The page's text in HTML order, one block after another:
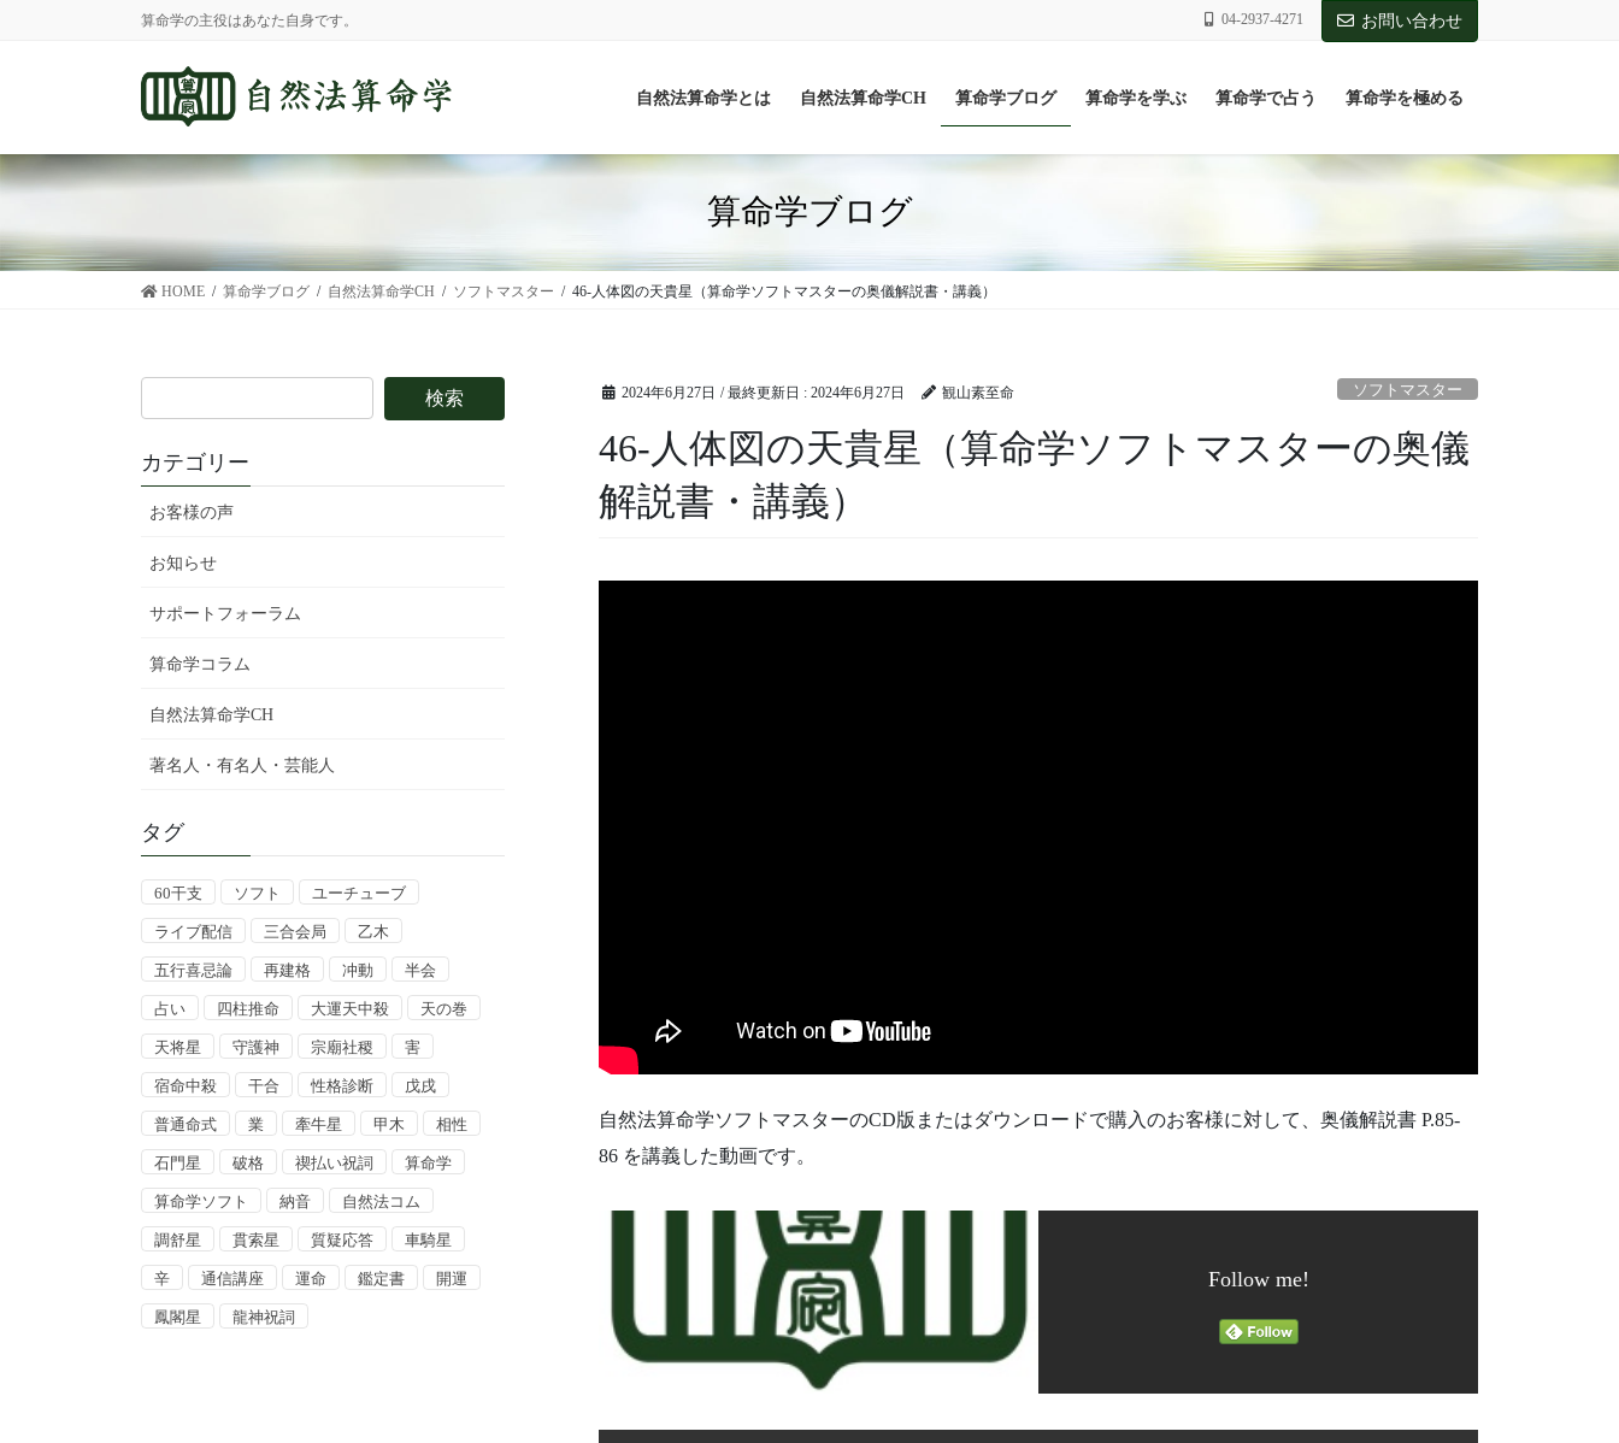
に
移
ョ
ン
移
動
算命学の主役はあなた自身です。 04-2937-4271 お問い合わせ
自然法算命学とは 自然法算命学CH 算命学ブログ 算命学を学ぶ 算命学で占う 算命学を極める
算命学ブログ
HOME 算命学ブログ 自然法算命学CH ソフトマスター 46-人体図の天貴星（算命学ソフトマスターの奥儀解説書・講義）
2024年6月27日 / 最終更新日 : 2024年6月27日 観山素至命 ソフトマスター
46-人体図の天貴星（算命学ソフトマスターの奥儀
解説書・講義）
自然法算命学ソフトマスターのCD版またはダウンロードで購入のお客様に対して、奥儀解説書 P.85-
86 を講義した動画です。
Follow me!
カテゴリー
お客様の声
お知らせ
サポートフォーラム
算命学コラム
自然法算命学CH
著名人・有名人・芸能人
タグ
60干支 ソフト ユーチューブ
ライブ配信 三合会局 乙木
五行喜忌論 再建格 冲動 半会
占い 四柱推命 大運天中殺 天の巻
天将星 守護神 宗廟社稷 害
宿命中殺 干合 性格診断 戊戌
普通命式 業 牽牛星 甲木 相性
石門星 破格 禊払い祝詞 算命学
算命学ソフト 納音 自然法コム
調舒星 貫索星 質疑応答 車騎星
辛 通信講座 運命 鑑定書 開運
鳳閣星 龍神祝詞